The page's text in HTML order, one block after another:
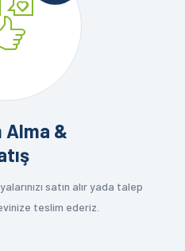
Alma &
satın alır yada talep
teslim ederiz.